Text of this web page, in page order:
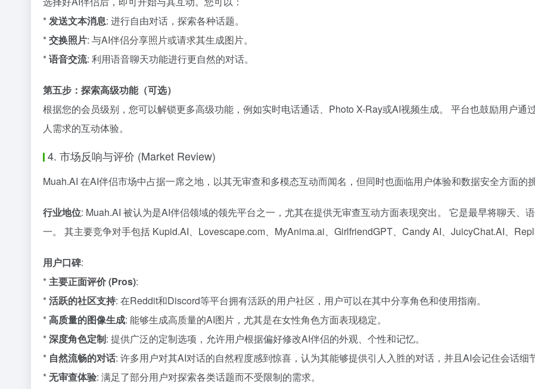
*发送文本消息: 进行自由对话，探索各种话题。
*交换照片: 与AI伴侣分享照片或请求其生成图片。
*语音交流: 利用语音聊天功能进行更自然的对话。
第五步：探索高级功能（可选）
根据您的会员级别，您可以解锁更多高级功能，例如实时电话通话、Photo X-Ray或AI视频生成。 平台也鼓励用户通
人需求的互动体验。
4. 市场反响与评价 (Market Review)
Muah.AI 在AI伴侣市场中占据一席之地，以其无审查和多模态互动而闻名，但同时也面临用户体验和数据安全方面的挑
行业地位: Muah.AI 被认为是AI伴侣领域的领先平台之一，尤其在提供无审查互动方面表现突出。 它是最早将聊天、
一。 其主要竞争对手包括 Kupid.AI、Lovescape.com、MyAnima.ai、GirlfriendGPT、Candy AI、JuicyChat.AI、
用户口碑:
*主要正面评价 (Pros):
*活跃的社区支持: 在Reddit和Discord等平台拥有活跃的用户社区，用户可以在其中分享角色和使用指南。
*高质量的图像生成: 能够生成高质量的AI图片，尤其是在女性角色方面表现稳定。
*深度角色定制: 提供广泛的定制选项，允许用户根据偏好修改AI伴侣的外观、个性和记忆。
* 自然流畅的对话: 许多用户对其AI对话的自然程度感到惊喜，认为其能够提供引人入胜的对话，并且AI会记住会话细
*无审查体验: 满足了部分用户对探索各类话题而不受限制的需求。